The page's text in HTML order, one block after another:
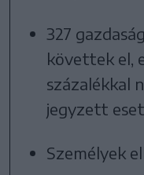
327
követtek el,
százalékkal
jegyzett
Személyek